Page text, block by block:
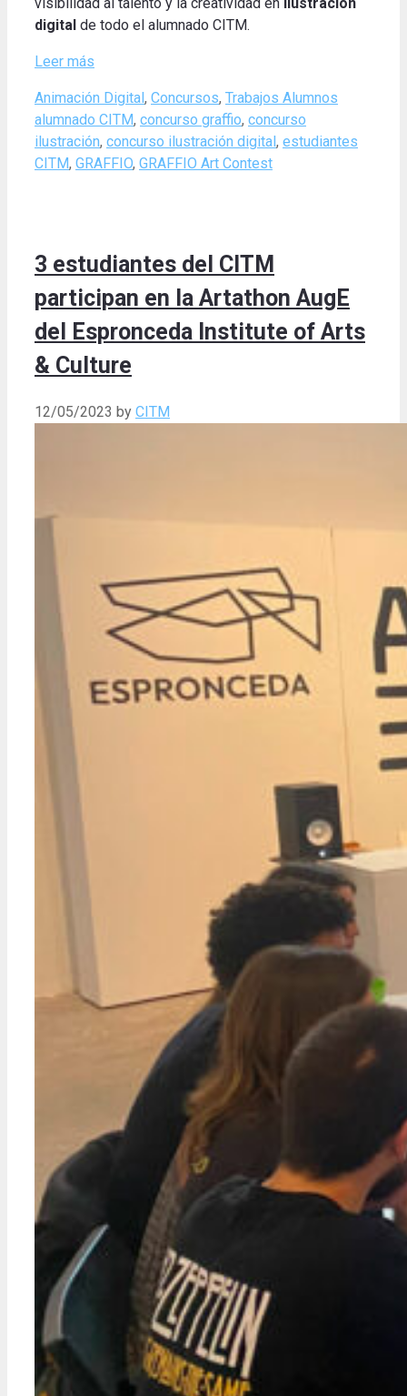
digital de todo el alumnado CITM.
Leer más
Categories
Animación Digital, Concursos, Trabajos Alumnos
alumnado CITM, concurso graffio, concurso
ilustración, concurso ilustración digital, estudiantes
CITM, GRAFFIO, GRAFFIO Art Contest
3 estudiantes del CITM
participan en la Artathon AugE
del Espronceda Institute of Arts
& Culture
12/05/2023 by CITM